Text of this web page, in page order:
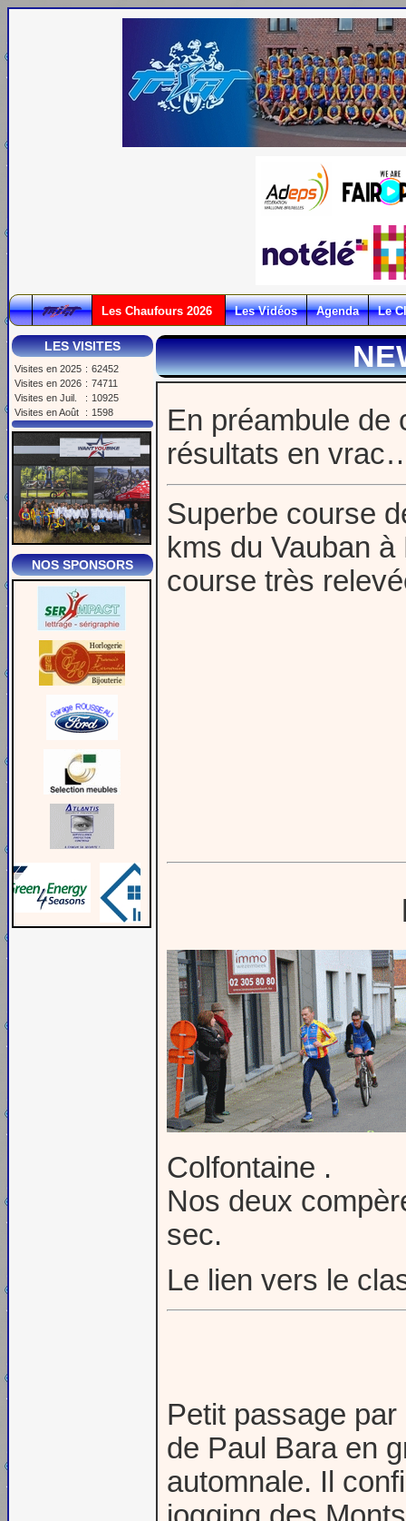
Les Chaufours 2026 Les Vidéos Agenda Le
LES VISITES
Visites en 2025 : 62452
Visites en 2026 : 74711
Visites en Juil.
: 10925
Visites en Août
: 1598
NOS SPONSORS
En préambule de
résultats en
Superbe course
kms du Vauban
course très
Colfontaine .
Nos deux
sec.
Le lien vers le
Petit passage par
de Paul Bara en
automnale. Il